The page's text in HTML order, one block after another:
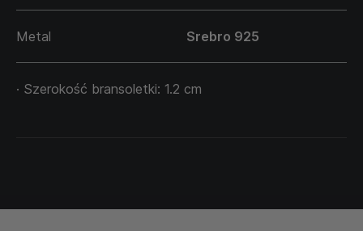
Rozwiń nitkę lub wstążkę i zmierz długość w cm od
końca do znacznika za pomocą linijki. Dodaj +1 cm
Pamiętaj, że lewe i prawe nadgarstki mogą różnić
Metal Srebro 925
· Szerokość bransoletki: 1.2 cm